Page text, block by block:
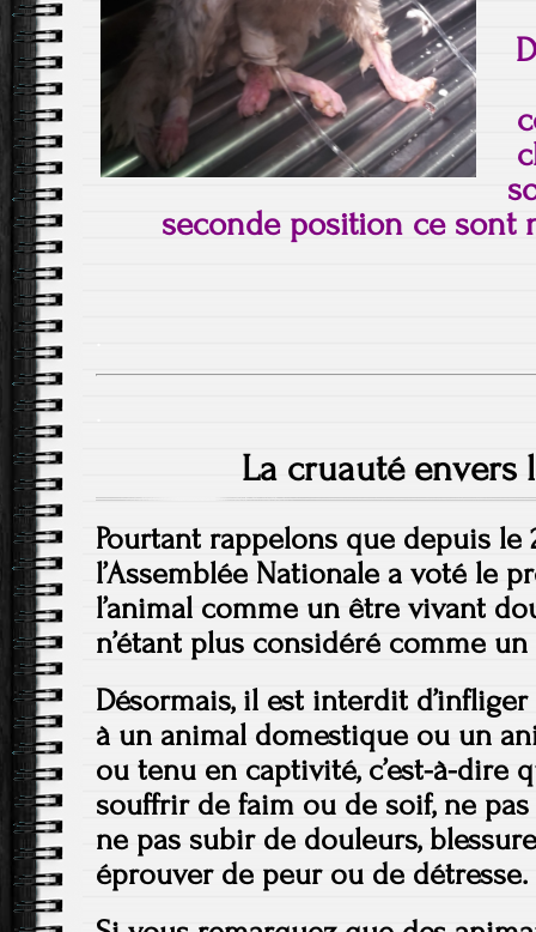
seconde position ce sont
La cruauté envers
Pourtant rappelons que depuis le
l’Assemblée Nationale a voté le
l’animal comme un être vivant
n’étant plus considéré comme
Désormais, il est interdit
à un animal domestique ou un
ou tenu en captivité, c’est-à-dire
souffrir de faim ou de soif, ne
ne pas subir de douleurs,
éprouver de peur ou de détresse.